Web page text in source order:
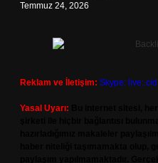
Temmuz 24, 2026
Reklam ve İletişim: Skype:
Yasal Uyarı: